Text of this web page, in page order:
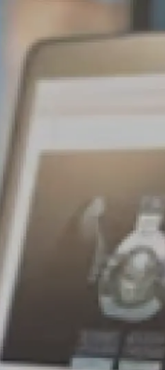
Certificados Soluciones